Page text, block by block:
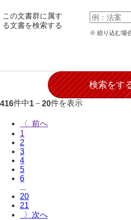
井上勉家文書（大和町）
井下家文書（埼玉県）
今井家文書
今川家文書
入江九一文書
この文書群に属す
る文書を検索する
※ 絞り込む場
416件中1 － 20件を表示
〈
1
2
3
4
5
6
...
20
21
〉